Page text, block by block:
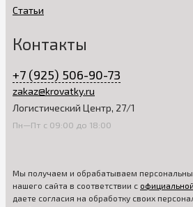
Статьи
Контакты
+7 (925) 506-90-73
zakaz@krovatky.ru
Логистический Центр, 27/1
Пн—Пт с 09:00 до 18:00
Мы получаем и обрабатываем
нашего сайта в соответствии с
даете согласия на обработку своих